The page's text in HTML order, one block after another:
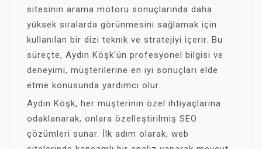
sitesinin arama motoru sonuçlarında daha
yüksek sıralarda görünmesini sağlamak için
kullanılan bir dizi teknik ve stratejiyi içerir. Bu
süreçte, Aydın Köşk'ün profesyonel bilgisi ve
deneyimi, müşterilerine en iyi sonuçları elde
etme konusunda yardımcı olur.
Aydın Köşk, her müşterinin özel ihtiyaçlarına
odaklanarak, onlara özelleştirilmiş SEO
çözümleri sunar. İlk adım olarak, web